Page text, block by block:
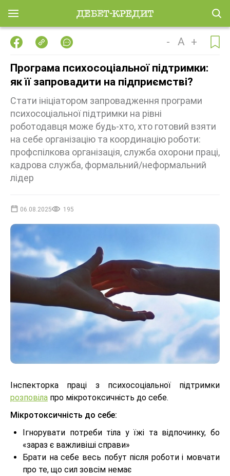
- A +
Програма психосоціальної підтримки:
як її запровадити на підприємстві?
Стати ініціатором запровадження програми
психосоціальної підтримки на рівні
роботодавця може будь-хто, хто готовий взяти
на себе організацію та координацію роботи:
профспілкова організація, служба охорони праці,
кадрова служба, формальний/неформальний
лідер
06.08.2025 195
Інспекторка праці з психосоціальної підтримки
розповіла про мікротоксичність до себе.
Мікротоксичність до себе:
Ігнорувати потреби тіла у їжі та відпочинку, бо
«зараз є важливіші справи»
Брати на себе весь побут після роботи і мовчати
про те, що сил зовсім немає